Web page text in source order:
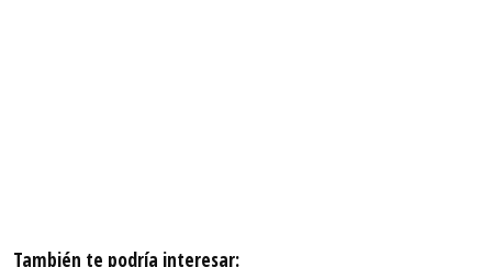
También te podría interesar: